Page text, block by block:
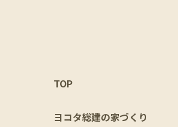
TOP
ヨコタ総建の家づくり